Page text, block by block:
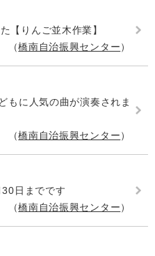
【りんご並木作業】
橋南自治振興センター
もに人気の曲が演奏されま
橋南自治振興センター
日までです
橋南自治振興センター